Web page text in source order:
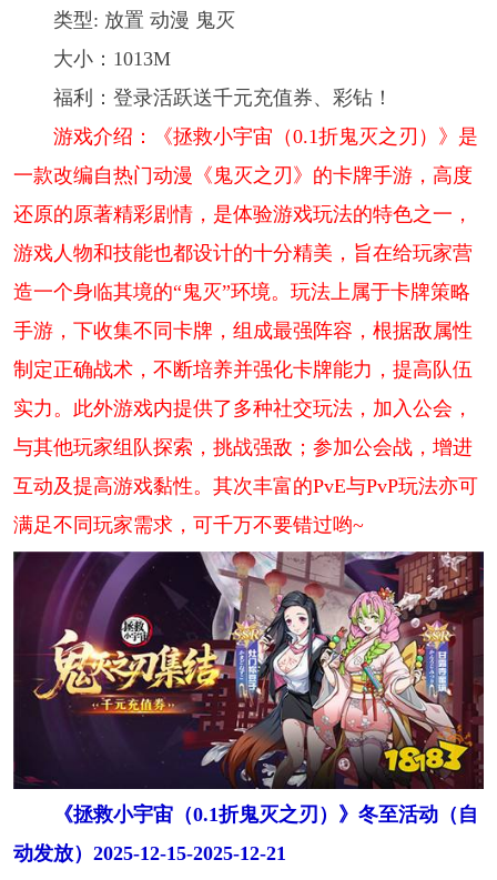
类型: 放置 动漫 鬼灭
大小：1013M
福利：登录活跃送千元充值券、彩钻！
游戏介绍：《拯救小宇宙（0.1折鬼灭之刃）》是
一款改编自热门动漫《鬼灭之刃》的卡牌手游，高度
还原的原著精彩剧情，是体验游戏玩法的特色之一，
游戏人物和技能也都设计的十分精美，旨在给玩家营
造一个身临其境的“鬼灭”环境。玩法上属于卡牌策略
手游，下收集不同卡牌，组成最强阵容，根据敌属性
制定正确战术，不断培养并强化卡牌能力，提高队伍
实力。此外游戏内提供了多种社交玩法，加入公会，
与其他玩家组队探索，挑战强敌；参加公会战，增进
互动及提高游戏黏性。其次丰富的PvE与PvP玩法亦可
满足不同玩家需求，可千万不要错过哟~
《拯救小宇宙（0.1折鬼灭之刃）》冬至活动（自
动发放）2025-12-15-2025-12-21